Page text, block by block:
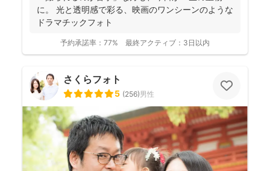
に。 光と透明感で彩る、映画のワンシーンのような
ドラマチックフォト
予約承諾率： 77% 最終アクティブ： 3日以内
さくらフォト
5 (256)男性